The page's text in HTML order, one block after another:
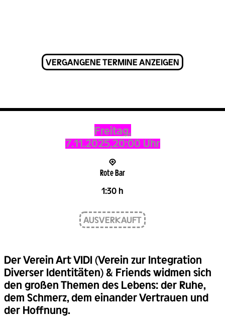
VERGANGENE TERMINE ANZEIGEN
Freitag,
7.11.2025,20:00 Uhr
1:30 h
Rote Bar
AUSVERKAUFT
Der Verein Art VIDI (Verein zur Integration
Diverser Identitäten) & Friends widmen sich
den großen Themen des Lebens: der Ruhe,
dem Schmerz, dem einander Vertrauen und
der Hoffnung.